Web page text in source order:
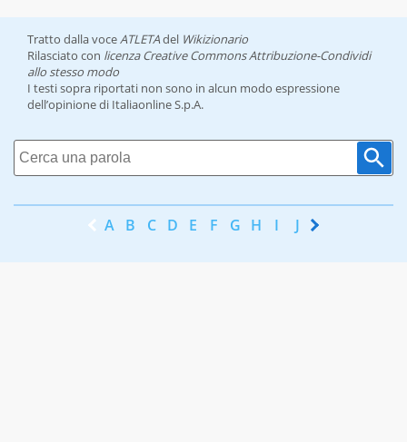
Tratto dalla voceATLETAdel Wikizionario
Rilasciato con licenza Creative Commons Attribuzione-Condividi
allo stesso modo
I testi sopra riportati non sono in alcun modo espressione
dell’opinione di Italiaonline S.p.A.
A B C D E F G H I J K